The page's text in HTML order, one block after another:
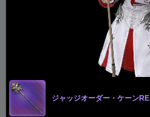
ジャッジオーダー・ケーンRE